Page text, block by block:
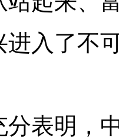
进入了不
明，中